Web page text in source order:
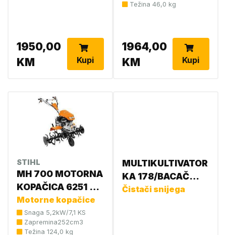
1950,00
KM
Kupi
Težina 46,0 kg
1964,00
KM
Kupi
STIHL
MH 700 MOTORNA
KOPAČICA 6251 011
3913
Motorne kopačice
Snaga 5,2kW/7,1 KS
Zapremina252cm3
Težina 124,0 kg
MULTIKULTIVATOR
KA 178/BACAČ
SNIJEGA SA
Čistači snijega